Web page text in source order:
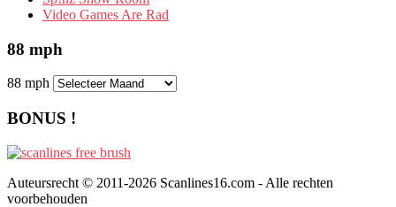
Video Games Are Rad
88 mph
88 mph
BONUS !
Auteursrecht © 2011-2026 Scanlines16.com - Alle rechten
voorbehouden